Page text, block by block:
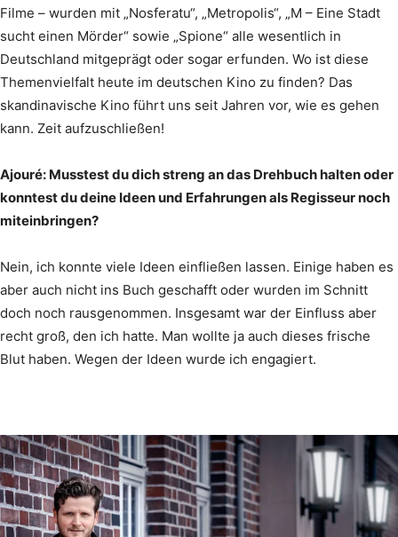
Filme – wurden mit „Nosferatu“, „Metropolis“, „M – Eine Stadt
sucht einen Mörder“ sowie „Spione“ alle wesentlich in
Deutschland mitgeprägt oder sogar erfunden. Wo ist diese
Themenvielfalt heute im deutschen Kino zu finden? Das
skandinavische Kino führt uns seit Jahren vor, wie es gehen
kann. Zeit aufzuschließen!
Ajouré: Musstest du dich streng an das Drehbuch halten oder
konntest du deine Ideen und Erfahrungen als Regisseur noch
miteinbringen?
Nein, ich konnte viele Ideen einfließen lassen. Einige haben es
aber auch nicht ins Buch geschafft oder wurden im Schnitt
doch noch rausgenommen. Insgesamt war der Einfluss aber
recht groß, den ich hatte. Man wollte ja auch dieses frische
Blut haben. Wegen der Ideen wurde ich engagiert.